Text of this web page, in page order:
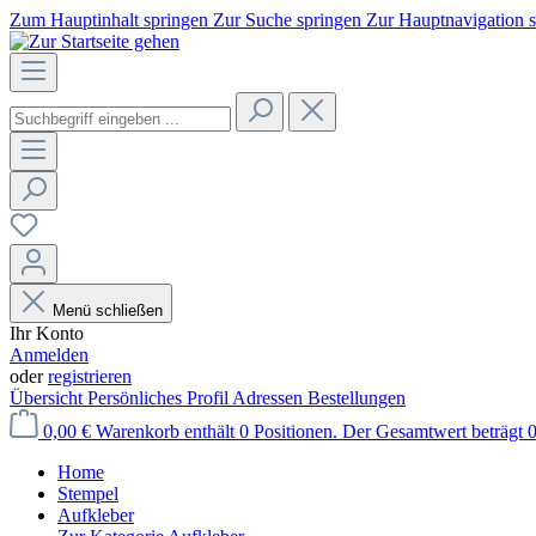
Zum Hauptinhalt springen Zur Suche springen Zur Hauptnavigation
Menü schließen
Ihr Konto
Anmelden
oderregistrieren
Übersicht Persönliches Profil Adressen Bestellungen
0,00 € Warenkorb enthält 0 Positionen. Der Gesamtwert beträgt
Home
Stempel
Aufkleber